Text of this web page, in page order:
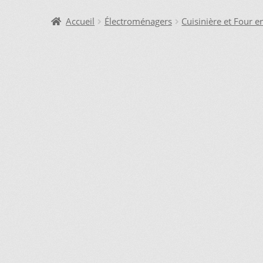
DEMANDE DE PARUTIONENQUIRY CART
Accueil Électroménagers Cuisinière et Four